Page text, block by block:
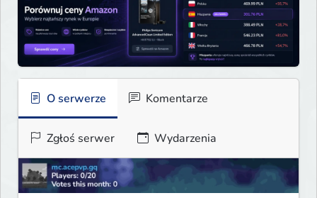
O serwerze Komentarze
Zgłoś serwer Wydarzenia